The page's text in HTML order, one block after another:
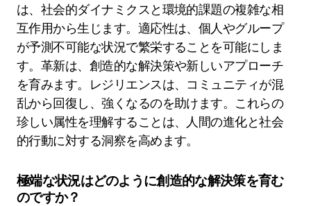
は、社会的ダイナミクスと環境的課題の複雑な相
互作用から生じます。適応性は、個人やグループ
が予測不可能な状況で繁栄することを可能にしま
す。革新は、創造的な解決策や新しいアプローチ
を育みます。レジリエンスは、コミュニティが混
乱から回復し、強くなるのを助けます。これらの
珍しい属性を理解することは、人間の進化と社会
的行動に対する洞察を高めます。
極端な状況はどのように創造的な解決策を育む
のですか？